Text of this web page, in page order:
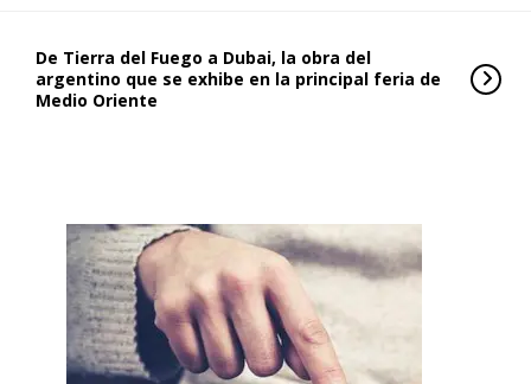
De Tierra del Fuego a Dubai, la obra del
argentino que se exhibe en la principal feria de
Medio Oriente